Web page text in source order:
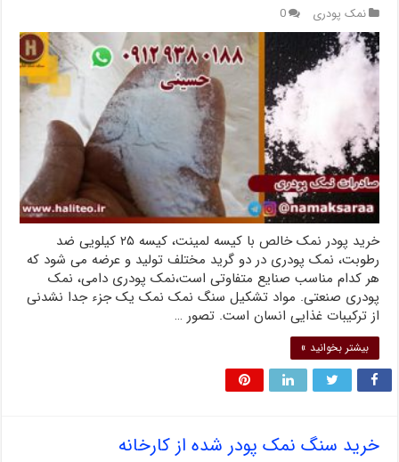
نمک پودری 0
خرید پودر نمک خالص با کیسه لمینت، کیسه ۲۵ کیلویی ضد
رطوبت، نمک پودری در دو گرید مختلف تولید و عرضه می شود که
هر کدام مناسب صنایع متفاوتی است،نمک پودری دامی، نمک
پودری صنعتی. مواد تشکیل سنگ نمک نمک یک جزء جدا نشدنی
از ترکیبات غذایی انسان است. تصور …
بیشتر بخوانید »
خرید سنگ نمک پودر شده از کارخانه